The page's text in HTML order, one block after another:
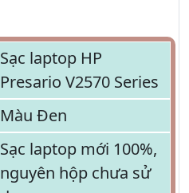
Sạc laptop HP
Presario V2570 Series
Màu Đen
Sạc laptop mới 100%,
nguyên hộp chưa sử